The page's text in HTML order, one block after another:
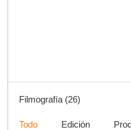
Filmografía (26)
Todo Edición